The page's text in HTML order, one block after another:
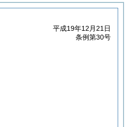
平成19年12月21日
条例第30号